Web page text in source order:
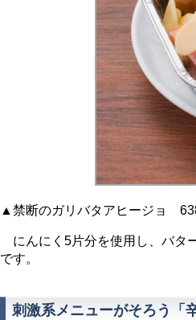
▲禁断のガリバタアヒージョ
にんにく5片分を使用し、バタ
です。
刺激系メニューがそろう「